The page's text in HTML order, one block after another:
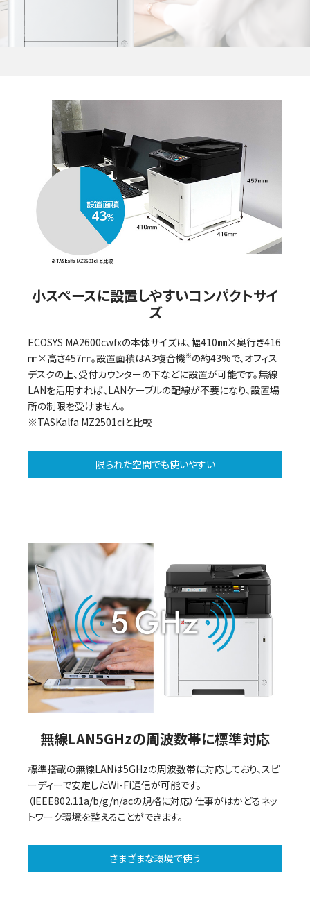
小スペースに設置しやすいコンパクトサイ
ズ
ECOSYS MA2600cwfxの本体サイズは、幅410㎜×奥行き416
㎜×高さ457㎜。設置面積はA3複合機※の約43%で、オフィス
デスクの上、受付カウンターの下などに設置が可能です。無線
LANを活用すれば、LANケーブルの配線が不要になり、設置場
所の制限を受けません。
※TASKalfa MZ2501ciと比較
限られた空間でも使いやすい
無線LAN5GHzの周波数帯に標準対応
標準搭載の無線LANは5GHzの周波数帯に対応しており、スピ
ーディーで安定したWi-Fi通信が可能です。
（IEEE802.11a/b/g/n/acの規格に対応）仕事がはかどるネッ
トワーク環境を整えることができます。
さまざまな環境で使う